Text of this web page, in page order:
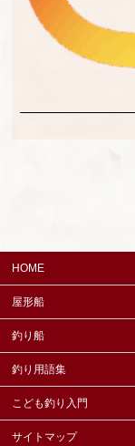
HOME
屋形船
釣り船
釣り用語集
こども釣り入門
サイトマップ